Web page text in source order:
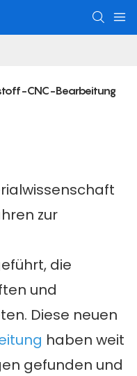
CNC-Bearbeitung
zur
die
und
Diese neuen
haben weit
gefunden und